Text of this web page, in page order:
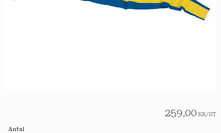
259,00 KR/ST
Antal